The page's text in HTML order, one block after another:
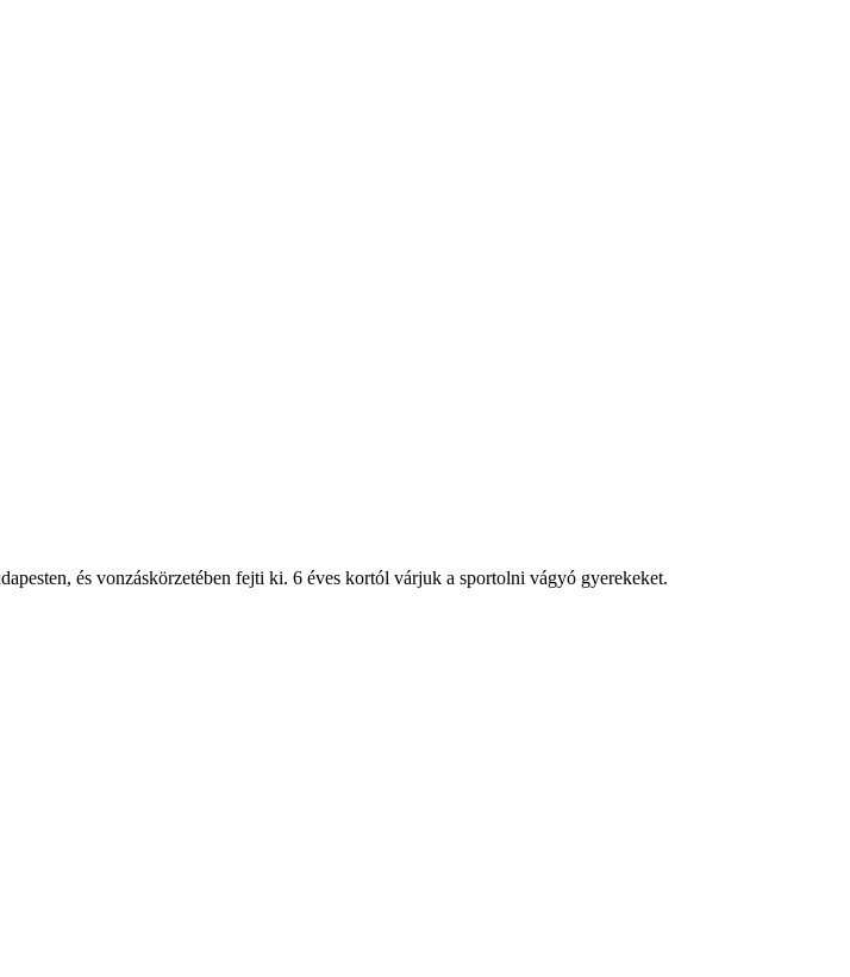
és vonzáskörzetében fejti ki. 6 éves kortól várjuk a sportolni vágyó gyerekeket.